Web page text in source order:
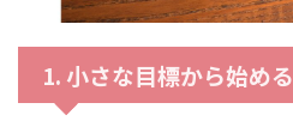
1. 小さな目標から始める